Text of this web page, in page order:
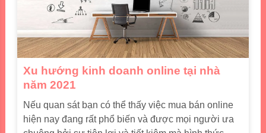
Xu hướng kinh doanh online tại nhà
năm 2021
Nếu quan sát bạn có thể thấy việc mua bán online
hiện nay đang rất phổ biến và được mọi người ưa